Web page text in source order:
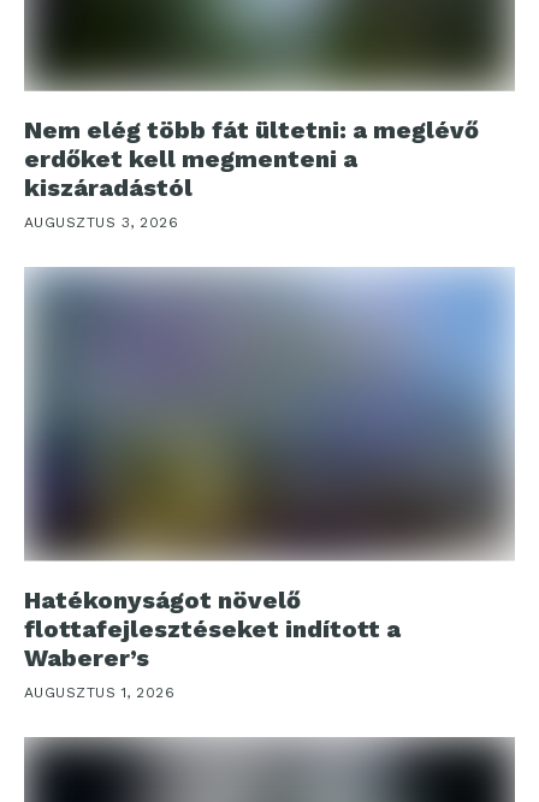
Nem elég több fát ültetni: a meglévő
erdőket kell megmenteni a
kiszáradástól
AUGUSZTUS 3, 2026
Hatékonyságot növelő
flottafejlesztéseket indított a
Waberer’s
AUGUSZTUS 1, 2026